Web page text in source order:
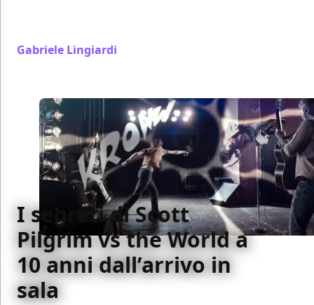
Gabriele Lingiardi
I segreti di Scott
Pilgrim vs the World a
10 anni dall’arrivo in
sala